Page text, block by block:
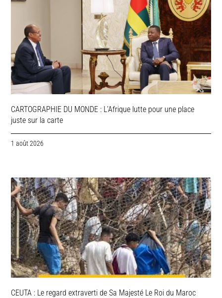
CARTOGRAPHIE DU MONDE : L’Afrique lutte pour une place
juste sur la carte
1 août 2026
CEUTA : Le regard extraverti de Sa Majesté Le Roi du Maroc